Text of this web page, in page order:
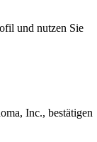
und nutzen Sie
Inc., bestätigen